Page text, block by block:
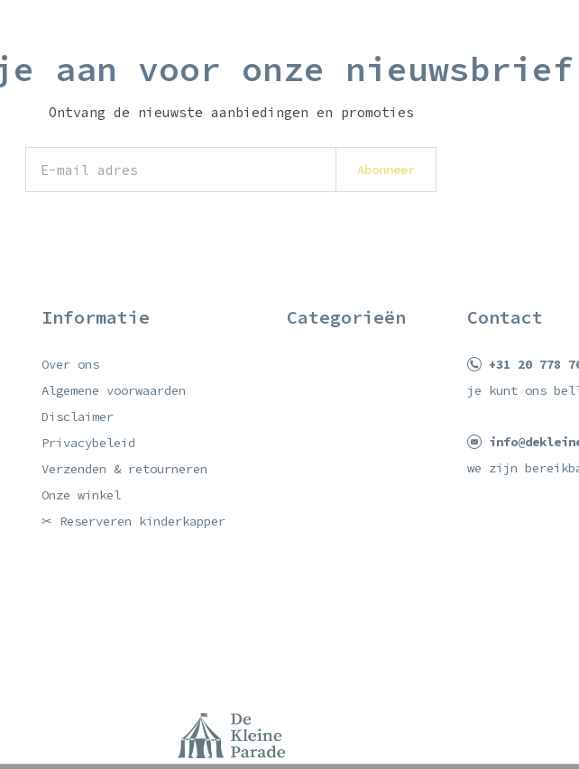
aan voor onze nieuwsbrief
Ontvang de nieuwste aanbiedingen en promoties
Abonneer
Informatie
Over ons
Algemene voorwaarden
Disclaimer
Privacybeleid
Verzenden & retourneren
Onze winkel
✂ Reserveren kinderkapper
Categorieën Contact
+31 20 778
je kunt ons
we zijn